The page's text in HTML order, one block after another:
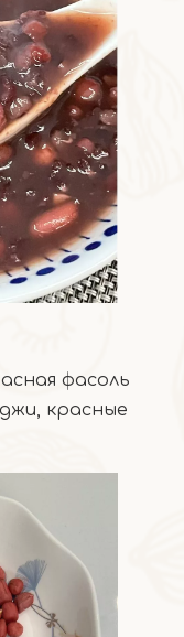
фасоль
красные